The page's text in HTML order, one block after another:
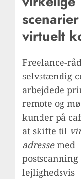
virtuelt
Freelance-
selvstændig
arbejdede
remote og
kunder på
at skifte til
adressemed
postscanning
lejlighedsvis